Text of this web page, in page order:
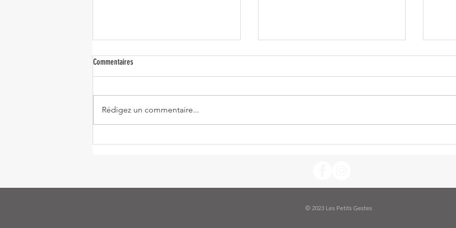
Commentaires
Rédigez un commentaire...
© 2023 Les Petits Gestes